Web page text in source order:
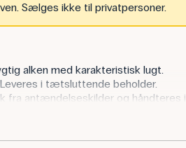
Sælges ikke til privatpersoner.
alken med karakteristisk lugt.
i tætsluttende beholder.
fra antændelseskilder og håndteres i